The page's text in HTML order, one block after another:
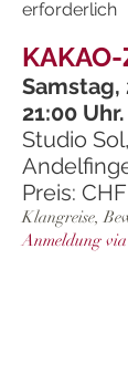
erforderlich
Samstag,
21:00 Uhr.
Studio
Preis:
Klangreise,
Anmeldung